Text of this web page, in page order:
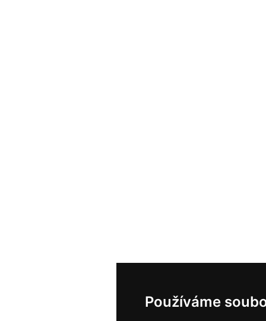
Používáme